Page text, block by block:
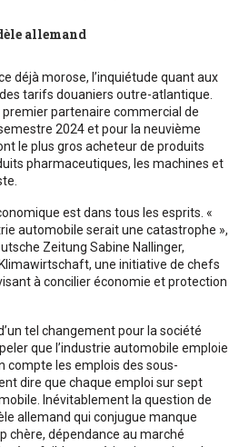
allemand
déjà morose, l’inquiétude quant aux
tarifs douaniers outre-atlantique.
premier partenaire commercial de
2024 et pour la neuvième
le plus gros acheteur de produits
pharmaceutiques, les machines et
est dans tous les esprits. «
automobile serait une catastrophe »,
Zeitung Sabine Nallinger,
une initiative de chefs
à concilier économie et protection
tel changement pour la société
que l’industrie automobile emploie
compte les emplois des sous-
dire que chaque emploi sur sept
Inévitablement la question de
allemand qui conjugue manque
chère, dépendance au marché